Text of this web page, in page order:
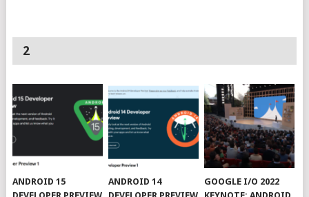
2
ANDROID 15
ANDROID 14
GOOGLE I/O 2022